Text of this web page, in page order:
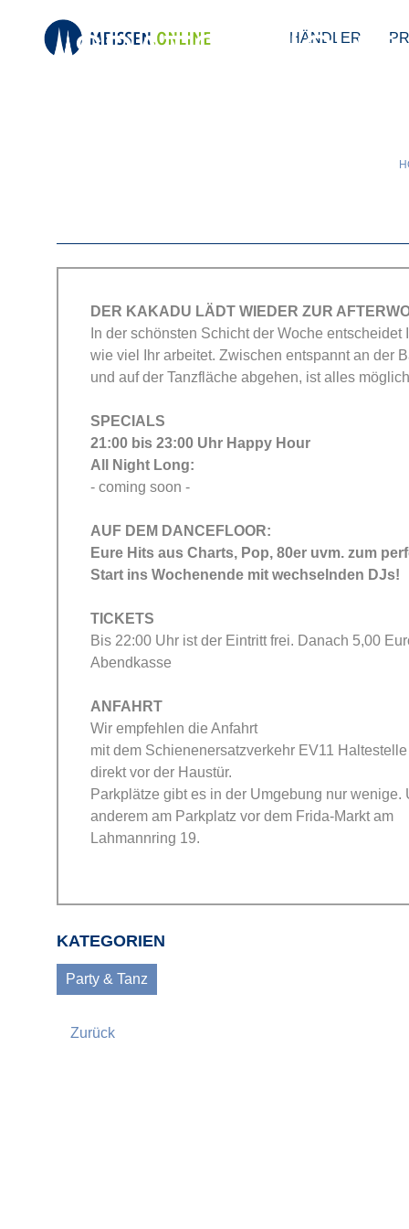
HÄNDLER
SPÄTSCHICHT
DER KAKADU LÄDT WIEDER ZUR
In der schönsten Schicht der Woche entscheidet
wie viel Ihr arbeitet. Zwischen entspannt an der
und auf der Tanzfläche abgehen, ist alles
SPECIALS
21:00 bis 23:00 Uhr Happy Hour
All Night Long:
- coming soon -
AUF DEM DANCEFLOOR:
Eure Hits aus Charts, Pop, 80er uvm. zum
Start ins Wochenende mit wechselnden DJs!
TICKETS
Bis 22:00 Uhr ist der Eintritt frei. Danach 5,00
Abendkasse
ANFAHRT
Wir empfehlen die Anfahrt
mit dem Schienenersatzverkehr EV11
direkt vor der Haustür.
Parkplätze gibt es in der Umgebung nur wenige.
anderem am Parkplatz vor dem Frida-Markt am
Lahmannring 19.
KATEGORIEN
Party & Tanz
Zurück